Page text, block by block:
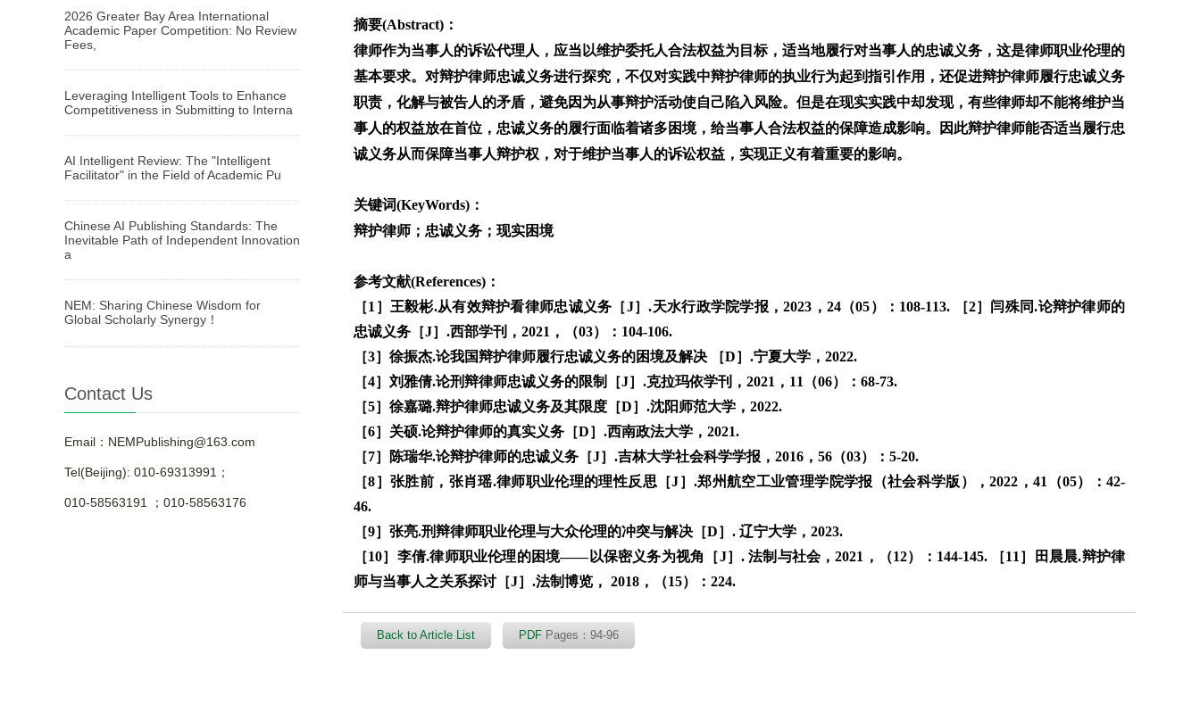
2026 Greater Bay Area International
Academic Paper Competition: No Review
Fees,
Leveraging Intelligent Tools to Enhance
Competitiveness in Submitting to Interna
AI Intelligent Review: The "Intelligent
Facilitator" in the Field of Academic Pu
Chinese AI Publishing Standards: The
Inevitable Path of Independent Innovation
a
NEM: Sharing Chinese Wisdom for
Global Scholarly Synergy！
Contact Us
Email：NEMPublishing@163.com
Tel(Beijing): 010-69313991；
010-58563191 ；010-58563176
摘要(Abstract)：
律师作为当事人的诉讼代理人，应当以维护委托人合法权益为目标，适当地履行对当事人的忠诚义务，这是律师职业伦理的
基本要求。对辩护律师忠诚义务进行探究，不仅对实践中辩护律师的执业行为起到指引作用，还促进辩护律师履行忠诚义务
职责，化解与被告人的矛盾，避免因为从事辩护活动使自己陷入风险。但是在现实实践中却发现，有些律师却不能将维护当
事人的权益放在首位，忠诚义务的履行面临着诸多困境，给当事人合法权益的保障造成影响。因此辩护律师能否适当履行忠
诚义务从而保障当事人辩护权，对于维护当事人的诉讼权益，实现正义有着重要的影响。
关键词(KeyWords)：
辩护律师；忠诚义务；现实困境
参考文献(References)：
［1］王毅彬.从有效辩护看律师忠诚义务［J］.天水行政学院学报，2023，24（05）：108-113. ［2］闫殊同.论辩护律师的
忠诚义务［J］.西部学刊，2021，（03）：104-106.
［3］徐振杰.论我国辩护律师履行忠诚义务的困境及解决 ［D］.宁夏大学，2022.
［4］刘雅倩.论刑辩律师忠诚义务的限制［J］.克拉玛依学刊，2021，11（06）：68-73.
［5］徐嘉璐.辩护律师忠诚义务及其限度［D］.沈阳师范大学，2022.
［6］关硕.论辩护律师的真实义务［D］.西南政法大学，2021.
［7］陈瑞华.论辩护律师的忠诚义务［J］.吉林大学社会科学学报，2016，56（03）：5-20.
［8］张胜前，张肖瑶.律师职业伦理的理性反思［J］.郑州航空工业管理学院学报（社会科学版），2022，41（05）：42-
46.
［9］张亮.刑辩律师职业伦理与大众伦理的冲突与解决［D］. 辽宁大学，2023.
［10］李倩.律师职业伦理的困境——以保密义务为视角［J］. 法制与社会，2021，（12）：144-145. ［11］田晨晨.辩护律
师与当事人之关系探讨［J］.法制博览， 2018，（15）：224.
Back to Article List PDF Pages：94-96